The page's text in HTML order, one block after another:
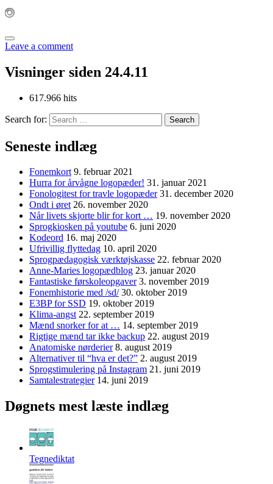
Leave a comment
Visninger siden 24.4.11
617.966 hits
Search for:
Seneste indlæg
Fonemkort 9. februar 2021
Hurra for årvågne logopæder! 31. januar 2021
Fonologitest for travle logopæder 31. december 2020
Ondt i øret 26. november 2020
Når livets skjorte blir for kort … 19. november 2020
Sprogkiosken på youtube 6. juni 2020
Kodeord 16. maj 2020
Ufrivillig flyttedag 10. april 2020
Sprogpædagogisk værktøjskasse 22. februar 2020
Anne-Maries logopædblog 23. januar 2020
Fantastiske førskoleopgaver 3. november 2019
Fonemhistorie med /sd/ 30. oktober 2019
E3BP for SSD 19. oktober 2019
Klima-angst 22. september 2019
Mænd snorker for at … 14. september 2019
Rigtige mænd tar ikke backup 22. august 2019
Anatomiske nørderier 8. august 2019
Alternativer til “hva er det?” 2. august 2019
Sprogstimulering på Instagram 21. juni 2019
Samtalestrategier 14. juni 2019
Døgnets mest læste indlæg
Tegnediktat